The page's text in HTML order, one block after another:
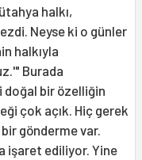
halkı,
Neyse ki o günler
halkıyla
Burada
doğal bir özelliğin
çok açık. Hiç gerek
gönderme var.
işaret ediliyor. Yine